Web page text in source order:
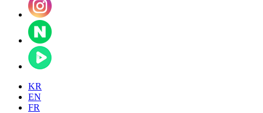
KR
EN
FR